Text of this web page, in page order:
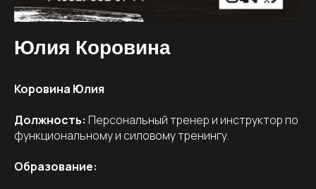
Юлия Коровина
Коровина Юлия
Должность: Персональный тренер и инструктор по
функциональному и силовому тренингу.
Образование: